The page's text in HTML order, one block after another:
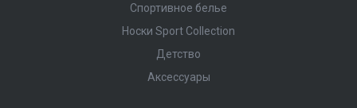
Спортивное белье
Носки Sport Collection
Детство
Аксессуары